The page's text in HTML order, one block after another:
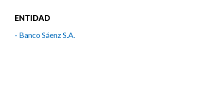
ENTIDAD
- Banco Sáenz S.A.